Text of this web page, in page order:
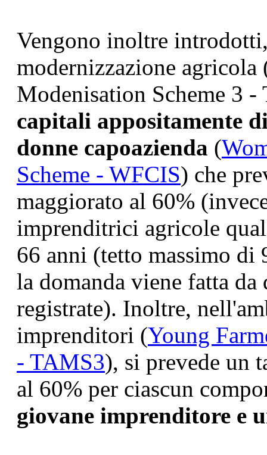
Vengono inoltre
modernizzazione
Modenisation Scheme 3
capitali appositamente
donne capoazienda (
Scheme - WFCIS) che
maggiorato al 60%
imprenditrici agricole
66 anni (tetto massimo di
la domanda viene fatta
registrate). Inoltre,
imprenditori (Young
- TAMS3), si prevede un
al 60% per ciascun
giovane imprenditore e